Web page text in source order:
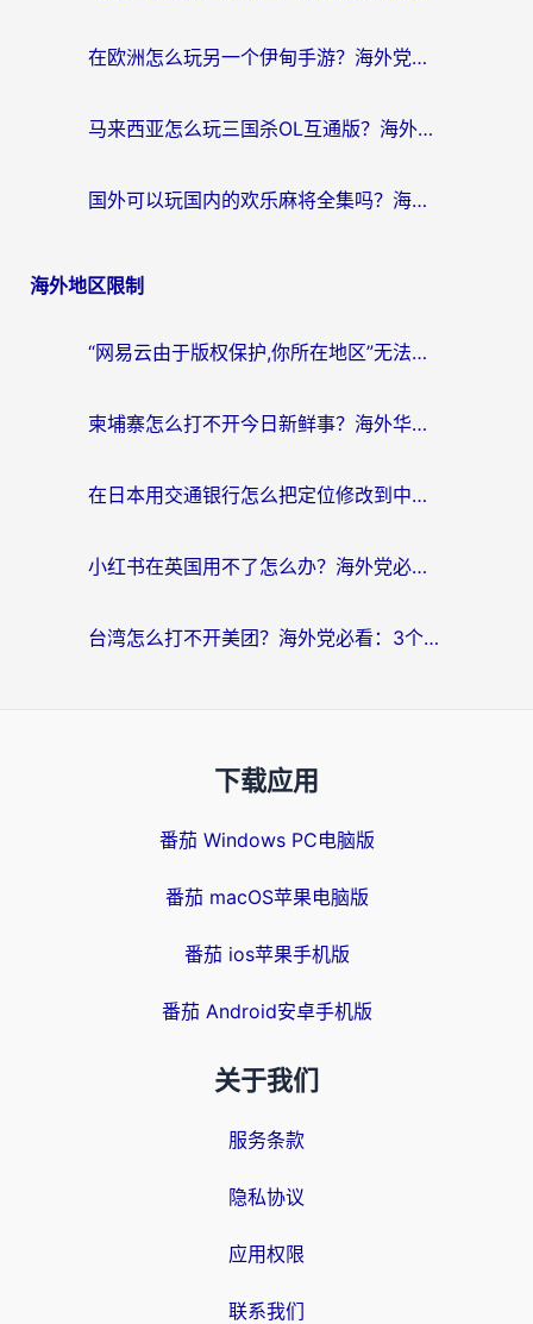
在欧洲怎么玩另一个伊甸手游？海外党亲测有效的国服游戏加速指南
马来西亚怎么玩三国杀OL互通版？海外党必看的国服游戏加速器避坑指南
国外可以玩国内的欢乐麻将全集吗？海外党亲测有效的国服游戏加速指南
海外地区限制
“网易云由于版权保护,你所在地区”无法播放？海外党听国内音乐听书的加速器选择指南
柬埔寨怎么打不开今日新鲜事？海外华人追剧看新闻的加速器选择指南
在日本用交通银行怎么把定位修改到中国国内？海外党必备实用指南（附追剧支付社交全解）
小红书在英国用不了怎么办？海外党必看的回国加速解决方案
台湾怎么打不开美团？海外党必看：3个实用技巧解决国内App地区限制难题
下载应用
番茄 Windows PC电脑版
番茄 macOS苹果电脑版
番茄 ios苹果手机版
番茄 Android安卓手机版
关于我们
服务条款
隐私协议
应用权限
联系我们